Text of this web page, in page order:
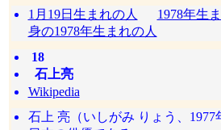
1月19日生まれの人
1978年生
身の1978年生まれの人
18
石上亮
Wikipedia
石上 亮（いしがみ りょう、1977